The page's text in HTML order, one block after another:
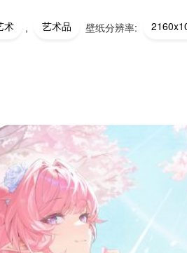
术 , 艺术品 壁纸分辨率: